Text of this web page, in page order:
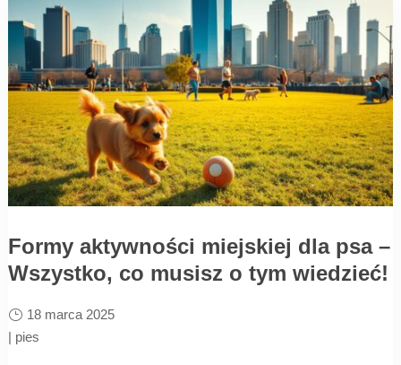
Formy aktywności miejskiej dla psa –
Wszystko, co musisz o tym wiedzieć!
18 marca 2025
| pies